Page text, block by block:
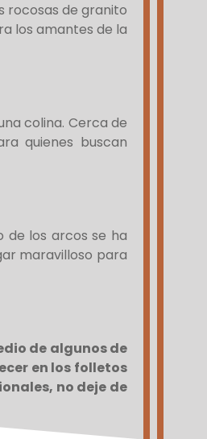
rocosas de granito
los amantes de la
colina. Cerca de
quienes buscan
de los arcos se ha
maravilloso para
de algunos de
en los folletos
no deje de